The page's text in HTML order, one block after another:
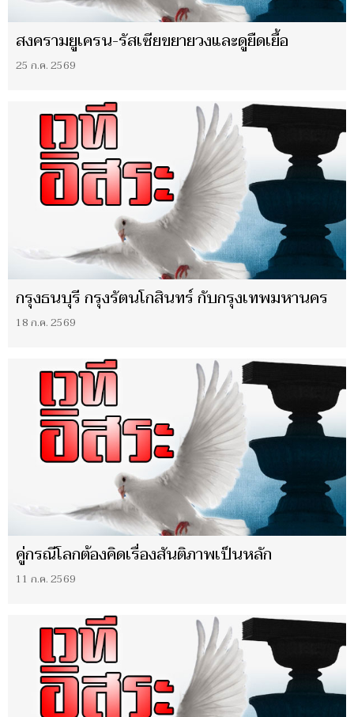
สงครามยูเครน-รัสเซียขยายวงและดูยืดเยื้อ
25 ก.ค. 2569
กรุงธนบุรี กรุงรัตนโกสินทร์ กับกรุงเทพมหานคร
18 ก.ค. 2569
คู่กรณีโลกต้องคิดเรื่องสันติภาพเป็นหลัก
11 ก.ค. 2569